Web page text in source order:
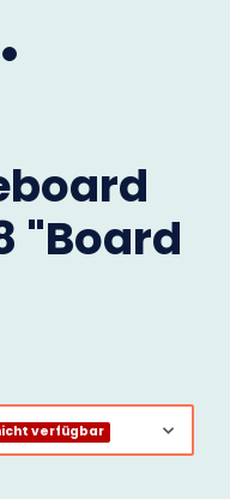
"Board
verfügbar